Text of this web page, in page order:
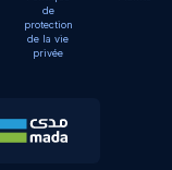
de
protection
de la vie
privée